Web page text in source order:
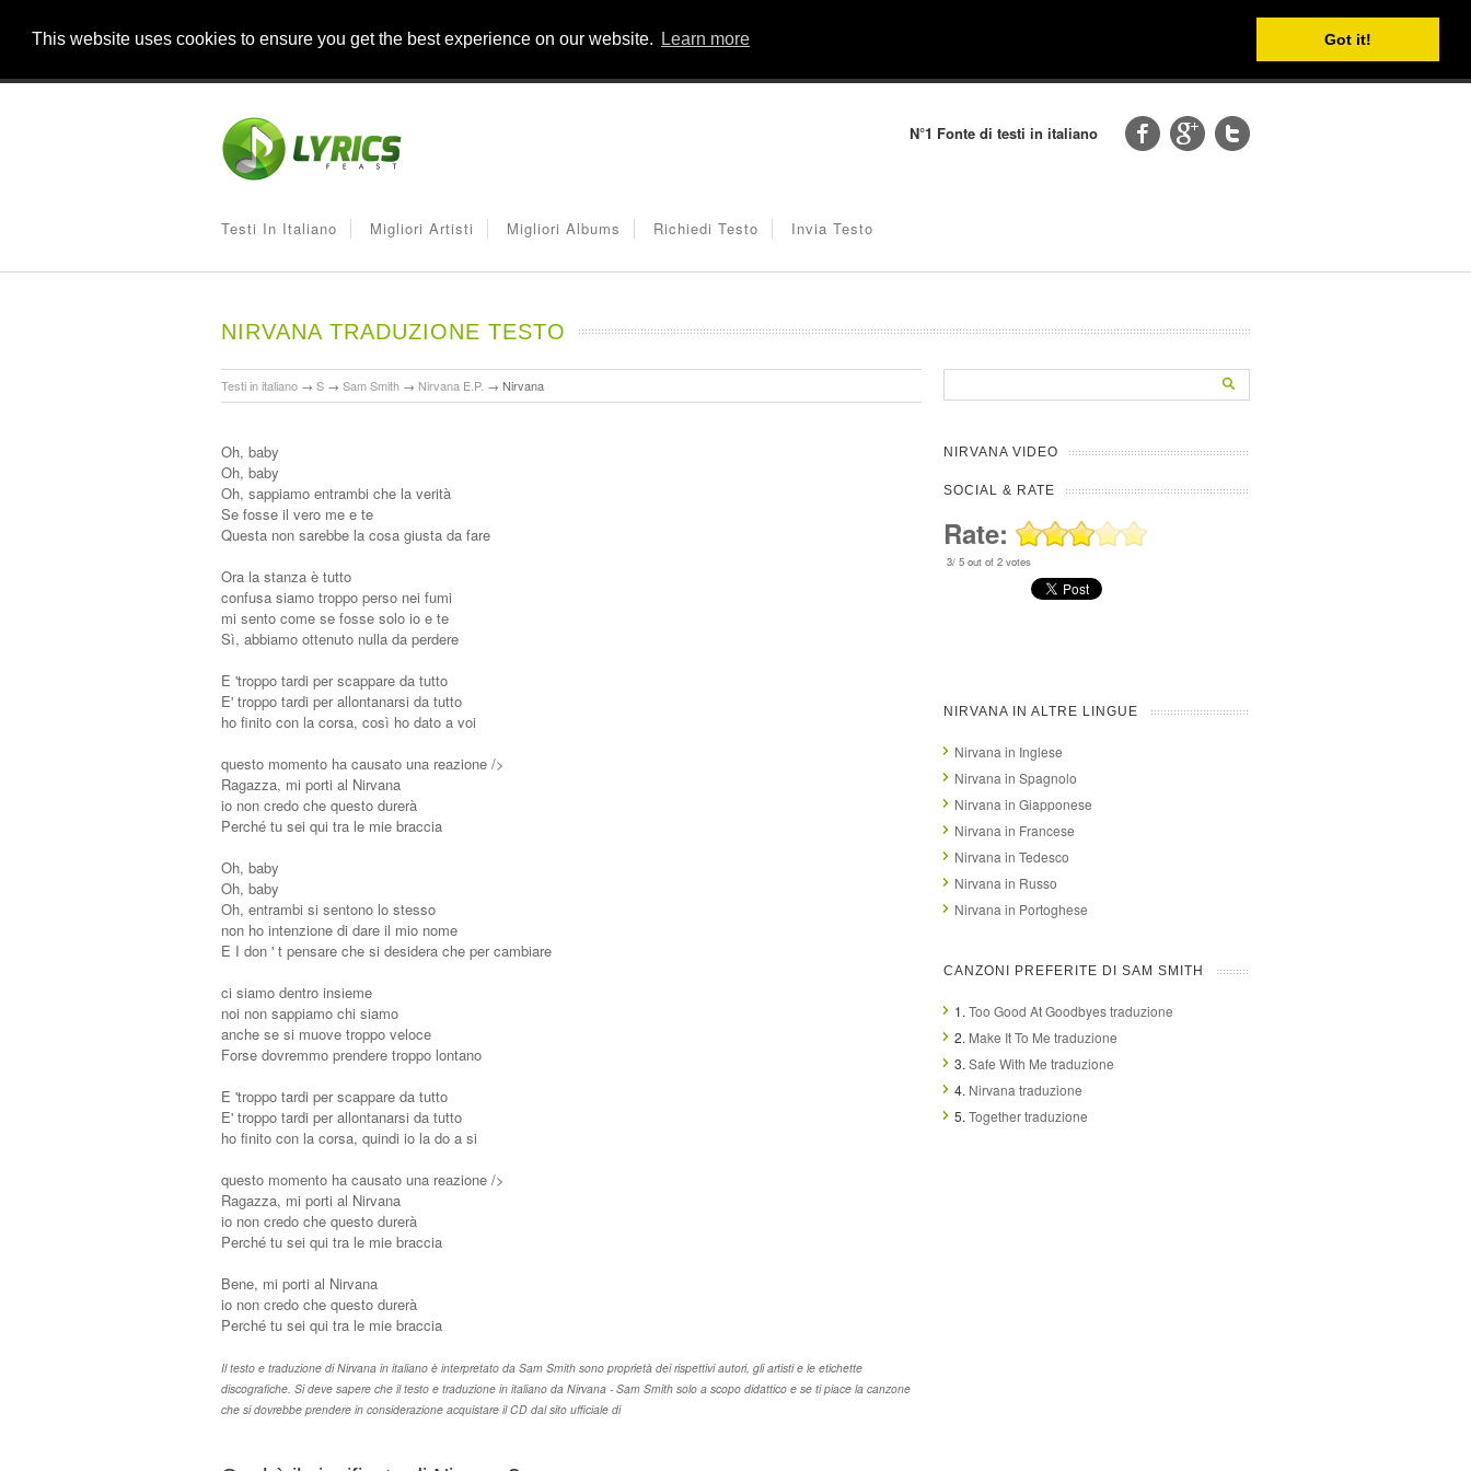
This website uses cookies to ensure you get the best experience on our website. Learn more Got it!
N°1 Fonte di testi in italiano
Testi In Italiano Migliori Artisti Migliori Albums Richiedi Testo Invia Testo
NIRVANA TRADUZIONE TESTO
Testi in italiano → S → Sam Smith → Nirvana E.P. → Nirvana
Oh, baby
Oh, baby
Oh, sappiamo entrambi che la verità
Se fosse il vero me e te
Questa non sarebbe la cosa giusta da fare
Ora la stanza è tutto
confusa siamo troppo perso nei fumi
mi sento come se fosse solo io e te
Sì, abbiamo ottenuto nulla da perdere
E 'troppo tardi per scappare da tutto
E' troppo tardi per allontanarsi da tutto
ho finito con la corsa, così ho dato a voi
questo momento ha causato una reazione />
Ragazza, mi porti al Nirvana
io non credo che questo durerà
Perché tu sei qui tra le mie braccia
Oh, baby
Oh, baby
Oh, entrambi si sentono lo stesso
non ho intenzione di dare il mio nome
E I don ' t pensare che si desidera che per cambiare
ci siamo dentro insieme
noi non sappiamo chi siamo
anche se si muove troppo veloce
Forse dovremmo prendere troppo lontano
E 'troppo tardi per scappare da tutto
E' troppo tardi per allontanarsi da tutto
ho finito con la corsa, quindi io la do a si
questo momento ha causato una reazione />
Ragazza, mi porti al Nirvana
io non credo che questo durerà
Perché tu sei qui tra le mie braccia
Bene, mi porti al Nirvana
io non credo che questo durerà
Perché tu sei qui tra le mie braccia
Il testo e traduzione di Nirvana in italiano è interpretato da Sam Smith sono proprietà dei rispettivi autori, gli artisti e le etichette
discografiche. Si deve sapere che il testo e traduzione in italiano da Nirvana - Sam Smith solo a scopo didattico e se ti piace la canzone
che si dovrebbe prendere in considerazione acquistare il CD dal sito ufficiale di
NIRVANA VIDEO
SOCIAL & RATE
Rate:
3/ 5 out of 2 votes
NIRVANA IN ALTRE LINGUE
Nirvana in Inglese
Nirvana in Spagnolo
Nirvana in Giapponese
Nirvana in Francese
Nirvana in Tedesco
Nirvana in Russo
Nirvana in Portoghese
CANZONI PREFERITE DI SAM SMITH
1. Too Good At Goodbyes traduzione
2. Make It To Me traduzione
3. Safe With Me traduzione
4. Nirvana traduzione
5. Together traduzione